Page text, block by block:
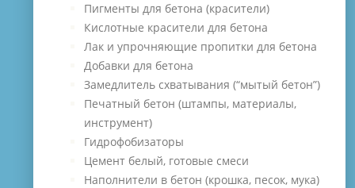
Пигменты для бетона (красители)
Кислотные красители для бетона
Лак и упрочняющие пропитки для бетона
Добавки для бетона
Замедлитель схватывания (“мытый бетон”)
Печатный бетон (штампы, материалы,
инструмент)
Гидрофобизаторы
Цемент белый, готовые смеси
Наполнители в бетон (крошка, песок, мука)